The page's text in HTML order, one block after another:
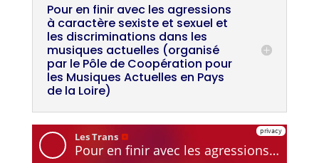
Pour en finir avec les agressions
à caractère sexiste et sexuel et
les discriminations dans les
musiques actuelles (organisé
par le Pôle de Coopération pour
les Musiques Actuelles en Pays
de la Loire)